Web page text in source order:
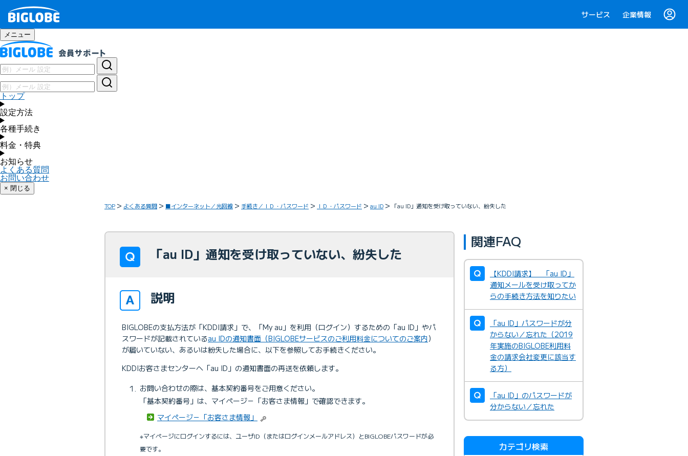
サービス 企業情報
メニュー
トップ
設定方法
各種手続き
料金・特典
お知らせ
よくある質問
お問い合わせ
× 閉じる
TOP よくある質問 ■インターネット／光回線 手続き／ＩＤ・パスワード ＩＤ・パスワード au ID 「au ID」通知を受け取っていない、紛失した
「au ID」通知を受け取っていない、紛失した
説明
BIGLOBEの支払方法が「KDDI請求」で、「My au」を利用（ログイン）するための「au ID」やパ
スワードが記載されているau IDの通知書面（BIGLOBEサービスのご利用料金についてのご案内）
が届いていない、あるいは紛失した場合に、以下を参照してお手続きください。
KDDIお客さまセンターへ「au ID」の通知書面の再送を依頼します。
お問い合わせの際は、基本契約番号をご用意ください。
「基本契約番号」は、マイページ－「お客さま情報」で確認できます。
マイページ－「お客さま情報」
※マイページにログインするには、ユーザID（またはログインメールアドレス）とBIGLOBEパスワードが必
要です。
関連FAQ
【KDDI請求】 「au ID」
通知メールを受け取ってか
らの手続き方法を知りたい
「au ID」パスワードが分
からない／忘れた（2019
年実施のBIGLOBE利用料
金の請求会社変更に該当す
る方）
「au ID」のパスワードが
分からない／忘れた
カテゴリ検索